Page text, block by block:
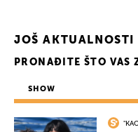
JOŠ AKTUALNOSTI
PRONAĐITE ŠTO VAS
SHOW